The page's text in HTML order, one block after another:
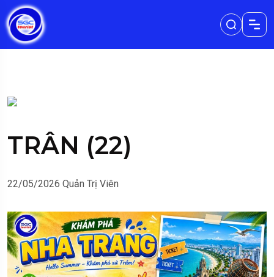
TRÂN (22)
22/05/2026 Quản Trị Viên